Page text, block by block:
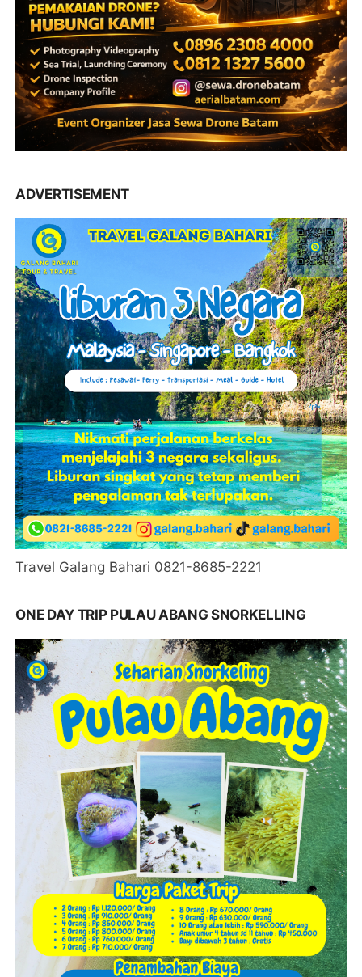
ADVERTISEMENT
Travel Galang Bahari 0821-8685-2221
ONE DAY TRIP PULAU ABANG SNORKELLING